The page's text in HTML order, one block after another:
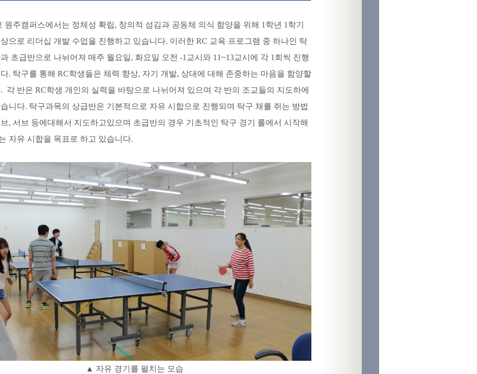
원주캠퍼스에서는 정체성 확립, 창의적 섬김과 공동체 의식 함양을 위해 1학년 1학기
으로 리더십 개발 수업을 진행하고 있습니다. 이러한 RC 교육 프로그램 중 하나인 탁
초급반으로 나뉘어져 매주 월요일, 화요일 오전 -1교시와 11~13교시에 각 1회씩 진행
. 탁구를 통해 RC학생들은 체력 향상, 자기 개발, 상대에 대해 존중하는 마음을 함양할
. 각 반은 RC학생 개인의 실력을 바탕으로 나뉘어져 있으며 각 반의 조교들의 지도하에
니다. 탁구과목의 상급반은 기본적으로 자유 시합으로 진행되며 탁구 채를 쥐는 방법
, 서브 등에대해서 지도하고있으며 초급반의 경우 기초적인 탁구 경기 룰에서 시작해
자유 시합을 목표로 하고 있습니다.
▲ 자유 경기를 펼치는 모습